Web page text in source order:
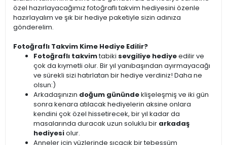
özel hazırlayacağımız fotoğraflı takvim hediyesini özenle
hazırlayalım ve şık bir hediye paketiyle sizin adınıza
gönderelim.
Fotoğraflı Takvim Kime Hediye Edilir?
Fotoğraflı takvimtabiki sevgiliye hediyeedilir ve
çok da kıymetli olur. Bir yıl yanıbaşından ayırmayacağı
ve sürekli sizi hatırlatan bir hediye verdiniz! Daha ne
olsun:)
Arkadaşınızın doğum günündeklişeleşmiş ve iki gün
sonra kenara atılacak hediyelerin aksine onlara
kendini çok özel hissetirecek, bir yıl kadar da
masalarında duracak uzun soluklu bir arkadaş
hediyesiolur.
Anneler için yüzlerinde sıcacık bir tebessüm